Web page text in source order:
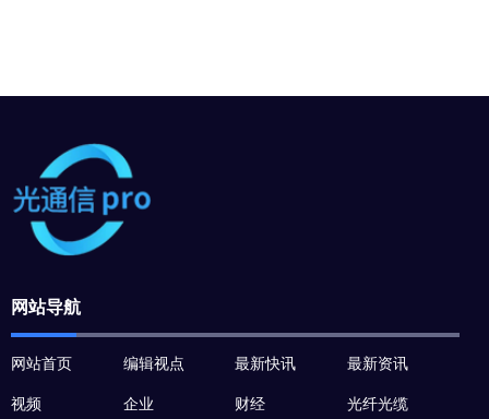
网站导航
网站首页 编辑视点 最新快讯 最新资讯
视频 企业 财经 光纤光缆